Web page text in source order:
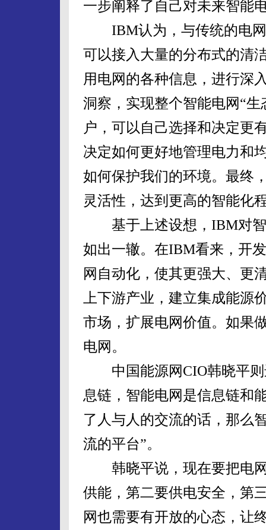
一步阐释了自己对未来智能
IBM认为，与传统的电网
可以接入大量的分布式的清
用电网的各种信息，进行深
洞察，实现整个智能电网“
户，可以自己选择和决定更
决定如何更好地管理电力和
如何保护我们的环境。最终
灵活性，达到更高的智能化
基于上述设想，IBM对智
如出一辙。在IBM看来，开
网自动化，使其更强大、更
上下游产业，建立集成能源
市场，扩展电网价值。如果
电网。
中国能源网CIO韩晓平则
息链，智能电网是信息链和
了人与人的交流的话，那么
流的平台”。
韩晓平说，现在要把电网
供能，第二要供电安全，第
网也需要有开放的心态，让